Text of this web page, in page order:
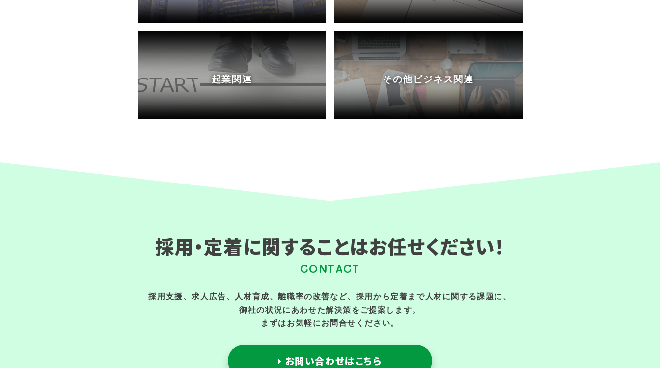
起業関連 その他ビジネス関連
採用・定着に関することはお任せください！
CONTACT
採用支援、求人広告、人材育成、離職率の改善など、採用から定着まで人材に関する課題に、
御社の状況にあわせた解決策をご提案します。
まずはお気軽にお問合せください。
お問い合わせはこちら